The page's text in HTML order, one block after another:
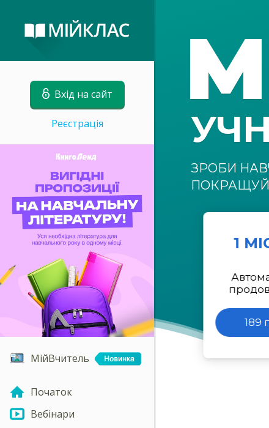
Вхід на сайт
Реєстрація
МійВчитель
Початок
Вебінари
ЗРОБИ
1
189